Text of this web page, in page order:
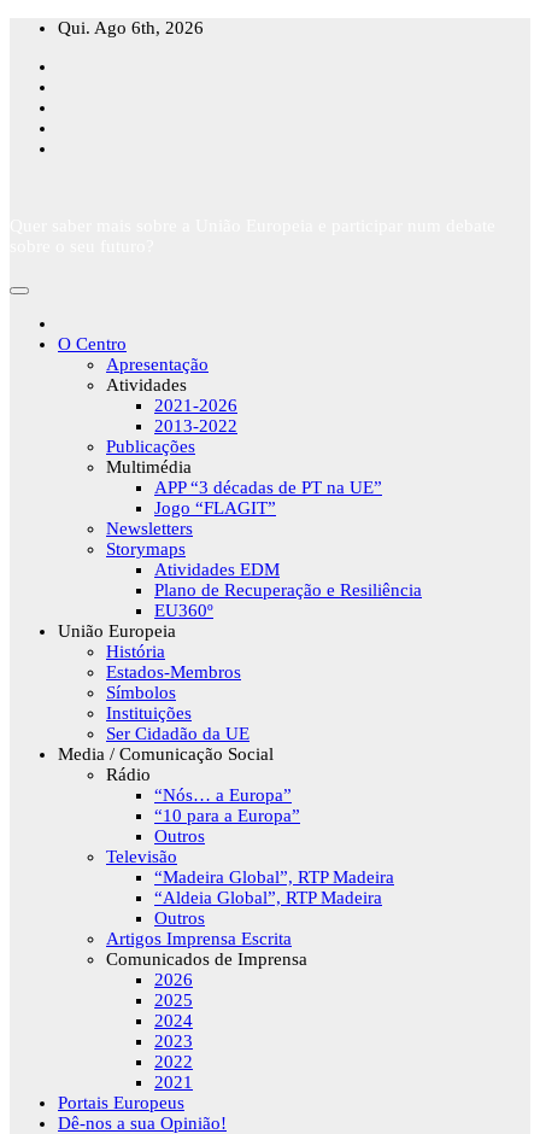
Skip
content
Qui. Ago 6th, 2026
O Centro
Apresentação
Atividades
2021-2026
2013-2022
Publicações
Multimédia
APP “3 décadas de PT na UE”
Jogo “FLAGIT”
Newsletters
Storymaps
Atividades EDM
Plano de Recuperação e Resiliência
EU360º
União Europeia
História
Estados-Membros
Símbolos
Instituições
Ser Cidadão da UE
Media / Comunicação Social
Rádio
“Nós… a Europa”
“10 para a Europa”
Outros
Televisão
“Madeira Global”, RTP Madeira
“Aldeia Global”, RTP Madeira
Outros
Artigos Imprensa Escrita
Comunicados de Imprensa
2026
2025
2024
2023
2022
2021
Portais Europeus
Dê-nos a sua Opinião!